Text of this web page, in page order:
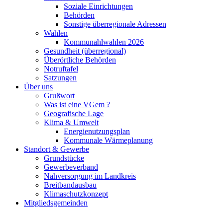
Soziale Einrichtungen
Behörden
Sonstige überregionale Adressen
Wahlen
Kommunahlwahlen 2026
Gesundheit (überregional)
Überörtliche Behörden
Notruftafel
Satzungen
Über uns
Grußwort
Was ist eine VGem ?
Geografische Lage
Klima & Umwelt
Energienutzungsplan
Kommunale Wärmeplanung
Standort & Gewerbe
Grundstücke
Gewerbeverband
Nahversorgung im Landkreis
Breitbandausbau
Klimaschutzkonzept
Mitgliedsgemeinden